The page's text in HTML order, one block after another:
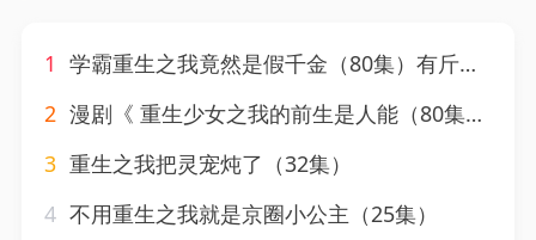
1 学霸重生之我竟然是假千金（80集）有斤&王炳旭
2 漫剧《 重生少女之我的前生是人能（80集）漫剧
3 重生之我把灵宠炖了（32集）
4 不用重生之我就是京圈小公主（25集）